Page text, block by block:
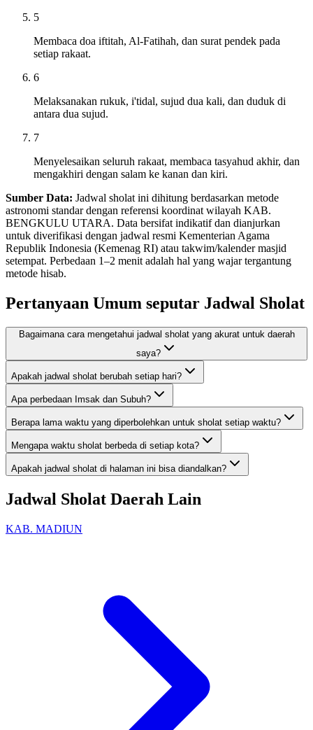
5
Membaca doa iftitah, Al-Fatihah, dan surat pendek pada
setiap rakaat.
6
Melaksanakan rukuk, i'tidal, sujud dua kali, dan duduk di
antara dua sujud.
7
Menyelesaikan seluruh rakaat, membaca tasyahud akhir, dan
mengakhiri dengan salam ke kanan dan kiri.
Sumber Data: Jadwal sholat ini dihitung berdasarkan metode
astronomi standar dengan referensi koordinat wilayah KAB.
BENGKULU UTARA. Data bersifat indikatif dan dianjurkan
untuk diverifikasi dengan jadwal resmi Kementerian Agama
Republik Indonesia (Kemenag RI) atau takwim/kalender masjid
setempat. Perbedaan 1–2 menit adalah hal yang wajar tergantung
metode hisab.
Pertanyaan Umum seputar Jadwal Sholat
Bagaimana cara mengetahui jadwal sholat yang akurat untuk daerah
saya?
Apakah jadwal sholat berubah setiap hari?
Apa perbedaan Imsak dan Subuh?
Berapa lama waktu yang diperbolehkan untuk sholat setiap waktu?
Mengapa waktu sholat berbeda di setiap kota?
Apakah jadwal sholat di halaman ini bisa diandalkan?
Jadwal Sholat Daerah Lain
KAB. MADIUN